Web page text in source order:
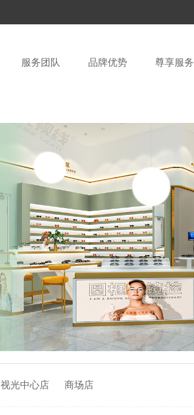
服务团队 品牌优势 尊享服务
视光中心店 商场店